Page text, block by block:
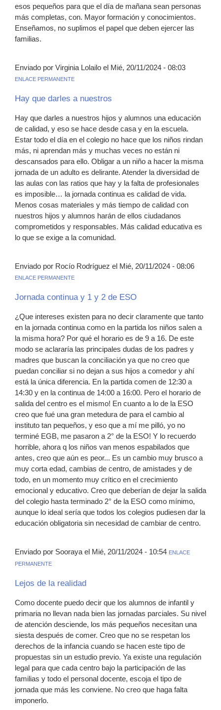
esos pequeños para que el día de mañana sean personas
más completas, con. Mayor formación y conocimientos.
Enseñamos, no suplimos el papel que deben ejercer las
familias.
Enviado por Virginia Lolailo el Mié, 20/11/2024 - 08:03
ENLACE PERMANENTE
Hay que darles a nuestros
Hay que darles a nuestros hijos y alumnos una educación
de calidad, y eso se hace desde casa y en la escuela.
Estar todo el día en el colegio no hace que los niños rindan
más, ni aprendan más y muchas veces no están ni
descansados para ello. Obligar a un niño a hacer la misma
jornada de un adulto es delirante. Atender la diversidad de
las aulas con las ratios que hay y la falta de profesionales
es imposible… la jornada continua es calidad de vida.
Menos cosas materiales y más tiempo de calidad con
nuestros hijos y alumnos harán de ellos ciudadanos
comprometidos y responsables. Más calidad educativa es
lo que se exige a la comunidad.
Enviado por Rocío Rodríguez el Mié, 20/11/2024 - 08:06
ENLACE PERMANENTE
Jornada continua y 1 y 2 de ESO
¿Que intereses existen para no decir claramente que tanto
en la jornada continua como en la partida los niños salen a
la misma hora? Por qué el horario es de 9 a 16. De este
modo se aclararía las principales dudas de los padres y
madres que buscan la conciliación ya que no creo que
puedan conciliar si no dejan a sus hijos a comedor y ahí
está la única diferencia. En la partida comen de 12:30 a
14:30 y en la continua de 14:00 a 16:00. Pero el horario de
salida del centro es el mismo! En cuanto a lo de la ESO
creo que fué una gran metedura de para el cambio al
instituto tan pequeños, y eso que a mí me pilló, yo no
terminé EGB, me pasaron a 2° de la ESO! Y lo recuerdo
horrible, ahora q los niños van menos espabilados que
antes, creo que aún es peor... Es un cambio muy brusco a
muy corta edad, cambias de centro, de amistades y de
todo, en un momento muy crítico en el crecimiento
emocional y educativo. Creo que deberían de dejar la salida
del colegio hasta terminado 2° de la ESO como mínimo,
aunque lo ideal sería que todos los colegios pudiesen dar la
educación obligatoria sin necesidad de cambiar de centro.
Enviado por Sooraya el Mié, 20/11/2024 - 10:54 ENLACE
PERMANENTE
Lejos de la realidad
Como docente puedo decir que los alumnos de infantil y
primaria no llevan nada bien las jornadas parciales. Su nivel
de atención desciende, los más pequeños necesitan una
siesta después de comer. Creo que no se respetan los
derechos de la infancia cuando se hacen este tipo de
propuestas sin un estudio previo. Ya existe una regulación
legal para que cada centro bajo la participación de las
familias y todo el personal docente, escoja el tipo de
jornada que más les conviene. No creo que haga falta
imponerlo.